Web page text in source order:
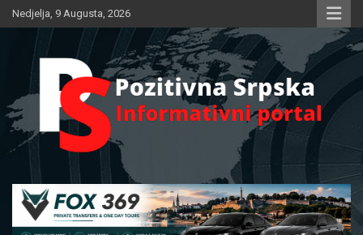
Skip
to
Nedjelja, 9 Augusta, 2026
Pozitivna Srpska